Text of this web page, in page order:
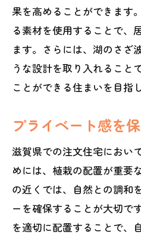
果を高めることができます
る素材を使用することで、
ます。さらには、湖のさざ
うな設計を取り入れること
ことができる住まいを目指
プライベート感を
滋賀県での注文住宅におい
めには、植栽の配置が重要
の近くでは、自然との調和
ーを確保することが大切で
を適切に配置することで、